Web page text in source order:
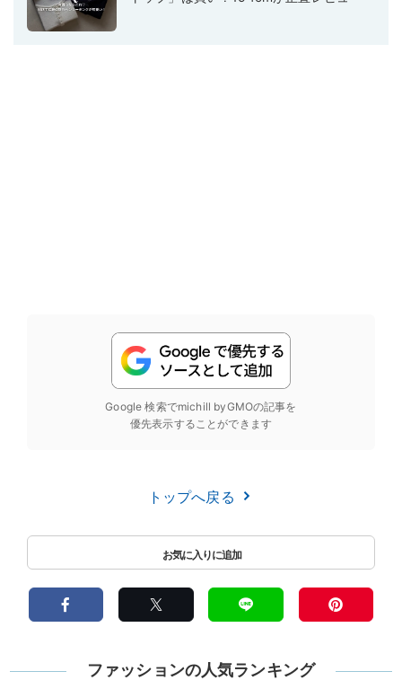
Google 検索でmichill byGMOの記事を
優先表示することができます
トップへ戻る
ファッションの人気ランキング